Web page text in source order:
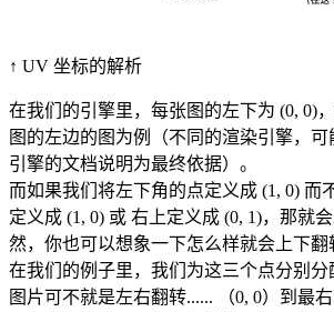
↑ UV 坐标的解析
在我们的引擎里，每张图的左下为 (0, 0)
图的左边的图为例（不同的渲染引擎，
引擎的文档说明为最终依据）。
而如果我们将左下角的点定义成 (1, 0) 而
定义成 (1, 0) 或 右上定义成 (0, 1)，那就
然，你也可以想象一下怎么样就会上下翻
在我们的例子里，我们为这三个点分别
图片可不就是左右翻转...... （0, 0）到最右